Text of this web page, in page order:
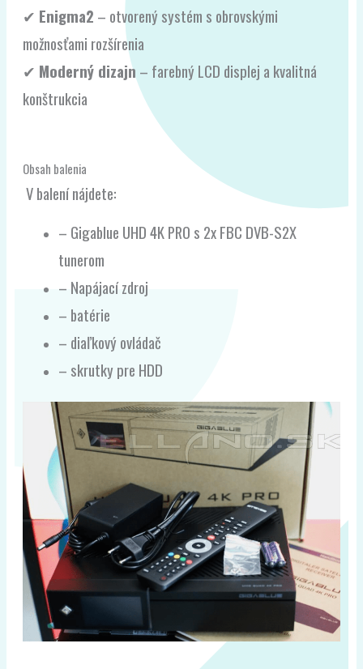
✔ Enigma2 – otvorený systém s obrovskými
možnosťami rozšírenia
✔ Moderný dizajn – farebný LCD displej a kvalitná
konštrukcia
Obsah balenia
V balení nájdete:
– Gigablue UHD 4K PRO s 2x FBC DVB-S2X
tunerom
– Napájací zdroj
– batérie
– diaľkový ovládač
– skrutky pre HDD